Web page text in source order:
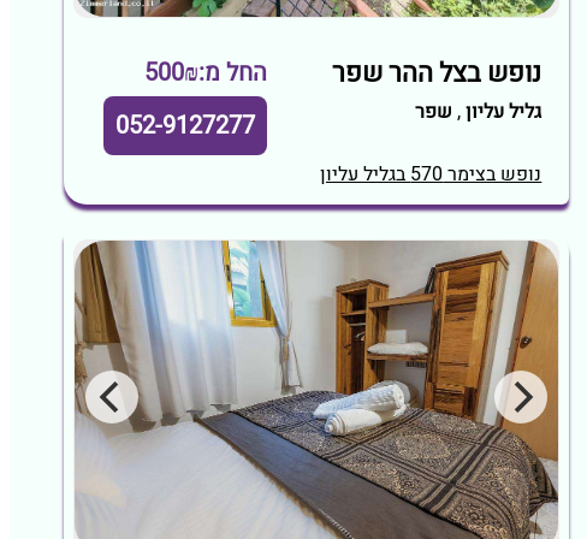
נופש בצל ההר שפר החל מ:500₪
גליל עליון, שפר 052-9127277
נופש בצימר 570 בגליל עליון